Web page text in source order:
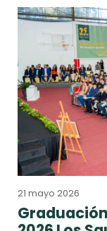
21 mayo 2026